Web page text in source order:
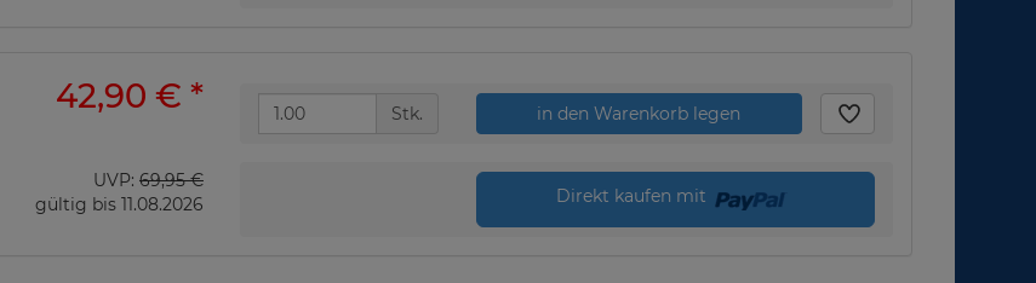
42,90 € *
UVP: 69,95 €
gültig bis 11.08.2026
Stk. in den Warenkorb legen
Direkt kaufen mit